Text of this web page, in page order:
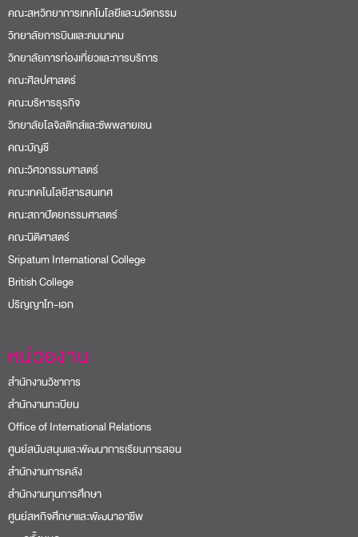
คณะสหวิทยาการเทคโนโลยีและนวัตกรรม
วิทยาลัยการบินและคมนาคม
วิทยาลัยการท่องเที่ยวและการบริการ
คณะศิลปศาสตร์
คณะบริหารธุรกิจ
วิทยาลัยโลจิสติกส์และซัพพลายเชน
คณะบัญชี
คณะวิศวกรรมศาสตร์
คณะเทคโนโลยีสารสนเทศ
คณะสถาปัตยกรรมศาสตร์
คณะนิติศาสตร์
Sripatum International College
British College
ปริญญาโท-เอก
หน่วยงาน
สำนักงานวิชาการ
สำนักงานทะเบียน
Office of International Relations
ศูนย์สนับสนุนและพัฒนาการเรียนการสอน
สำนักงานการคลัง
สำนักงานทุนการศึกษา
ศูนย์สหกิจศึกษาและพัฒนาอาชีพ